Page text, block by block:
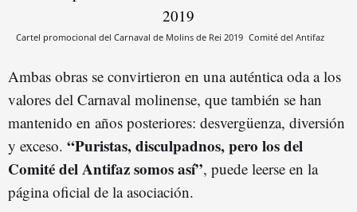
Cartel promocional del Carnaval de Molins de Rei 2019 Comité del Antifaz
Ambas obras se convirtieron en una auténtica oda a los
valores del Carnaval molinense, que también se han
mantenido en años posteriores: desvergüenza, diversión
y exceso. “Puristas, disculpadnos, pero los del
Comité del Antifaz somos así”, puede leerse en la
página oficial de la asociación.